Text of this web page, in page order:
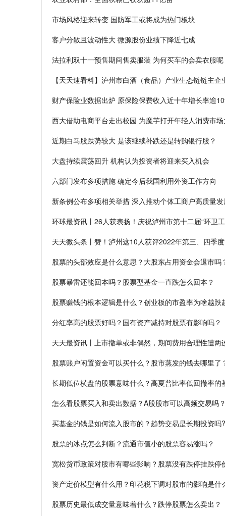
市场风格迎来转变 国防军工或将成为热门板块
客户分散且波动性大 微源股份业绩下降近七成
法拉利双十一预售期间售卖服装 为何买车的会卖衣服呢
【天天速看料】泸州市白酒（食品）产业生态链链主
财产保险业数据出炉 原保险保费收入近十年增长率逾
西大借助电商平台走出校园 为魔芋打开年轻人消费市场
近期白马股跌势较大 是该继续补跌还是转购银行股？
大盘持续震荡回升 机构认为投资者将迎来买入机会
六部门发布多项措施 确定今后我国利用外资工作方向
新条例公布多项相关举措 深入推动个体工商户高质量发
环球最资讯丨26人获表扬！庆祝泸州市第十二届“环卫
天天微头条丨赞！泸州这10人获评2022年第三、四季度
股票的头部效应是什么意思？大股东占用资金会退市吗
股票暴雷还能回本吗？股票型基金一直跌怎么回本？
股票赚钱的根本逻辑是什么？创业板的市盈率为啥越跌
分红率高的股票好吗？国有资产减持对股票有影响吗？
天天最资讯丨上市撤单或非偶然，期间费用合理性遭
股票账户闲置资金可以买什么？股市蒸发的钱去哪里了
长期低位横盘的股票意味什么？高夏普比率低回撤率的
怎么看股票买入和卖出数据？A股股市可以高频交易吗？
买基金的钱是如何流入股市的？趋势交易是长期投资吗?
股票的冰点怎么判断？流通市值小的股票容易涨吗？
宽松货币政策对股市有哪些影响？股票没有跌停挂跌停
资产定价模型有什么用？印花税下调对股市的影响是什
股票历史最低成交量意味着什么？跌停股票怎么卖出？